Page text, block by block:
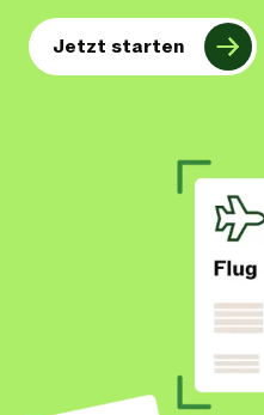
Jetzt starten